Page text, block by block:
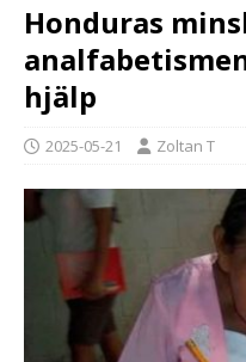
Honduras
hjälp
2025-05-21 Zoltan T